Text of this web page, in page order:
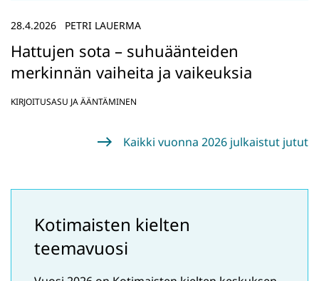
Hattujen sota – suhuäänteiden
merkinnän vaiheita ja vaikeuksia
28.4.2026 PETRI LAUERMA
KIRJOITUSASU JA ÄÄNTÄMINEN
Kaikki vuonna 2026 julkaistut jutut
Kotimaisten kielten
teemavuosi